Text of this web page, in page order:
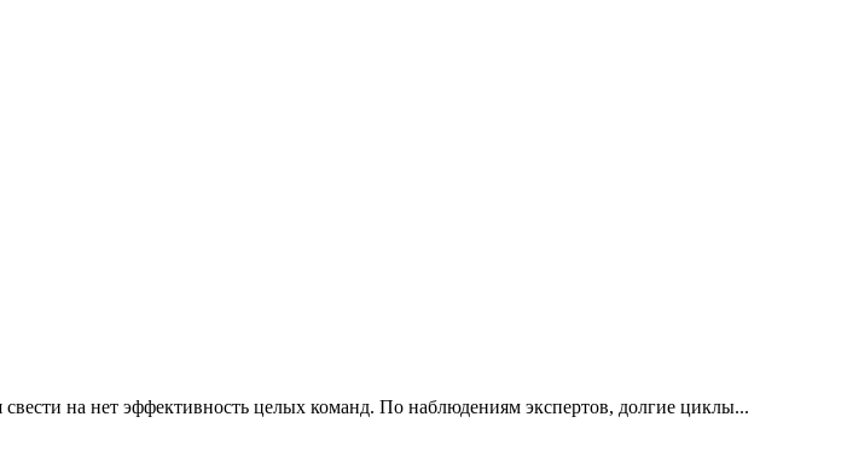
на нет эффективность целых команд. По наблюдениям экспертов, долгие циклы...